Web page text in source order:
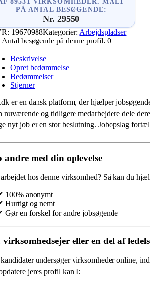
89531 VIRKSOMHEDER. MÅLT
PÅ ANTAL BESØGENDE:
Nr. 29550
19670988Kategorier: Arbejdspladser
Antal besøgende på denne profil: 0
Beskrivelse
Opret bedømmelse
Bedømmelser
Stjerner
er en dansk platform, der hjælper
nuværende og tidligere medarbejdere dele
nyt job er en stor beslutning. Jobopslag
med din oplevelse
hos denne virksomhed?Så kan du
100% anonymt
Hurtigt og nemt
Gør en forskel for andre jobsøgende
eller en del af
undersøger virksomheder online,
jeres profil kan I: